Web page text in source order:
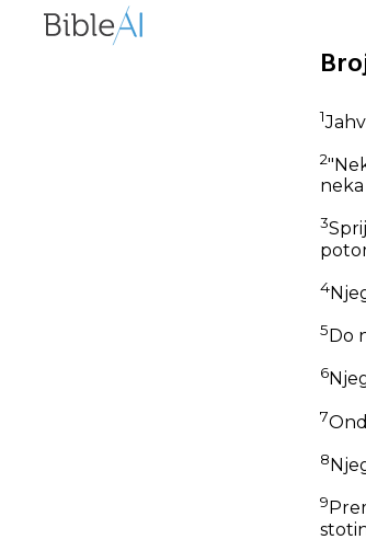
1
2
3
4
5 Do
6
7
8
9